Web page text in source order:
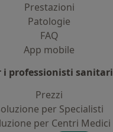
Prestazioni
Patologie
FAQ
App mobile
i professionisti sanitari
Prezzi
per Specialisti
per Centri Medici